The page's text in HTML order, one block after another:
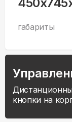
габариты
кнопки на